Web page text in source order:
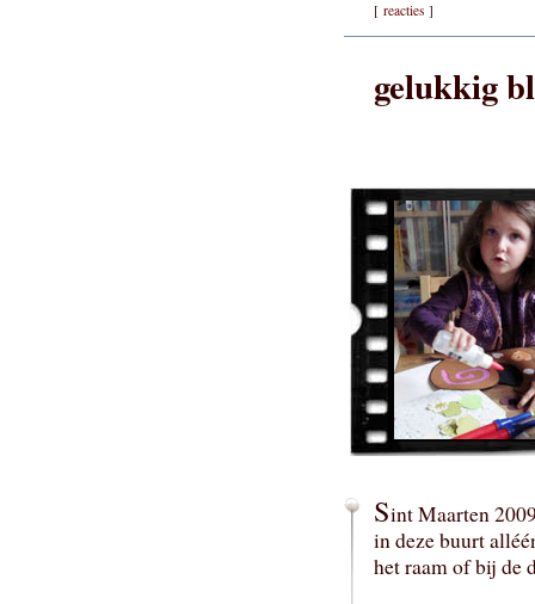
[ reacties ]
gelukkig
Sint Maarten
in deze buurt
het raam of bij de